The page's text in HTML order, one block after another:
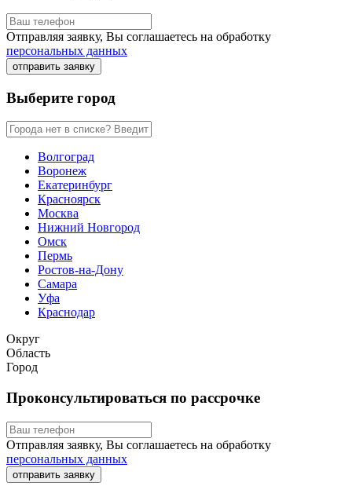
Отправляя заявку, Вы соглашаетесь на обработку
персональных данных
отправить заявку
Выберите город
Волгоград
Воронеж
Екатеринбург
Красноярск
Москва
Нижний Новгород
Омск
Пермь
Ростов-на-Дону
Самара
Уфа
Краснодар
Округ
Область
Город
Проконсультироваться по рассрочке
Отправляя заявку, Вы соглашаетесь на обработку
персональных данных
отправить заявку